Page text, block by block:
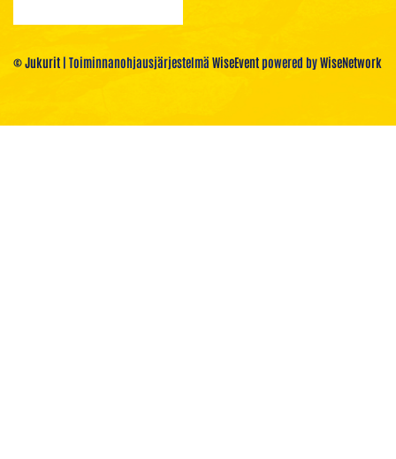
© Jukurit | Toiminnanohjausjärjestelmä WiseEventpowered byWiseNetwork